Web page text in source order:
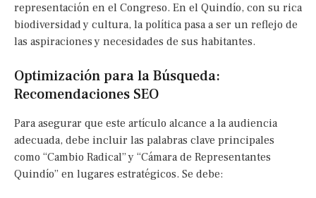
representación en el Congreso. En el Quindío, con su rica
biodiversidad y cultura, la política pasa a ser un reflejo de
las aspiraciones y necesidades de sus habitantes.
Optimización para la Búsqueda:
Recomendaciones SEO
Para asegurar que este artículo alcance a la audiencia
adecuada, debe incluir las palabras clave principales
como “Cambio Radical” y “Cámara de Representantes
Quindío” en lugares estratégicos. Se debe: